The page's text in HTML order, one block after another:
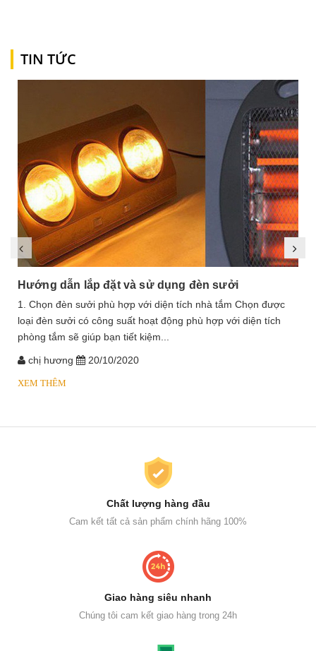
TIN TỨC
Hướng dẫn lắp đặt và sử dụng đèn sưởi
1. Chọn đèn sưởi phù hợp với diện tích nhà tắm Chọn được
loại đèn sưởi có công suất hoạt động phù hợp với diện tích
phòng tắm sẽ giúp bạn tiết kiệm...
chị hương 20/10/2020
XEM THÊM
Chất lượng hàng đầu
Cam kết tất cả sản phẩm chính hãng 100%
Giao hàng siêu nhanh
Chúng tôi cam kết giao hàng trong 24h